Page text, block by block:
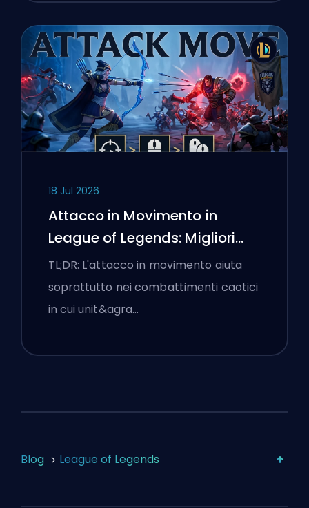
18 Jul 2026
Attacco in Movimento in
League of Legends: Migliori
Impostazioni
TL;DR: L'attacco in movimento aiuta
soprattutto nei combattimenti caotici
in cui unit&agra…
Blog League of Legends